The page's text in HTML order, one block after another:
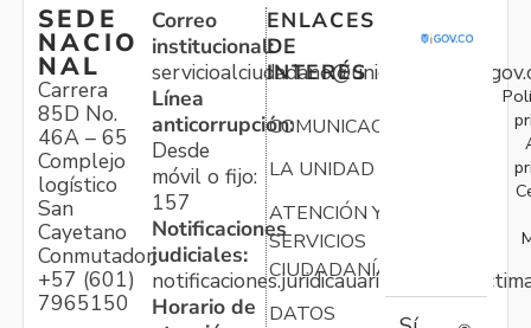
SEDE
NACIO
NAL
Carrera
85D No.
46A – 65
Complejo
logístico
San
Cayetano
Conmutador:
+57 (601)
7965150
Correo
institucional:
Línea
anticorrupción:
Desde
móvil o fijo:
157
Notificaciones
judiciales:
Horario de
ENLACES
DE
INTERÉS
COMUNICACIONES
LA UNIDAD
ATENCIÓN Y
SERVICIOS
CIUDADANÍA
DATOS